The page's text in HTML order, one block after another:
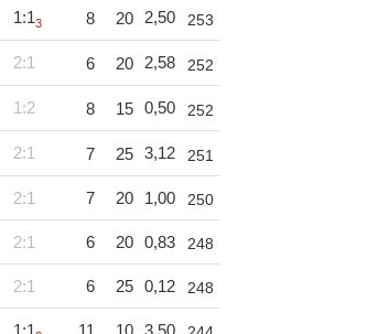
1:13 8 20 2,50 253
2:1 6 20 2,58 252
1:2 8 15 0,50 252
2:1 7 25 3,12 251
2:1 7 20 1,00 250
2:1 6 20 0,83 248
2:1 6 25 0,12 248